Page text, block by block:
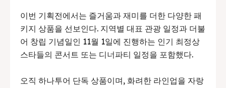
이번 기획전에서는 즐거움과 재미를 더한 다양한 패
키지 상품을 선보인다. 지역별 대표 관광 일정과 더불
어 창립 기념일인 11월 1일에 진행하는 인기 최정상
스타들의 콘서트 또는 디너파티 일정을 포함했다.
오직 하나투어 단독 상품이며, 화려한 라인업을 자랑